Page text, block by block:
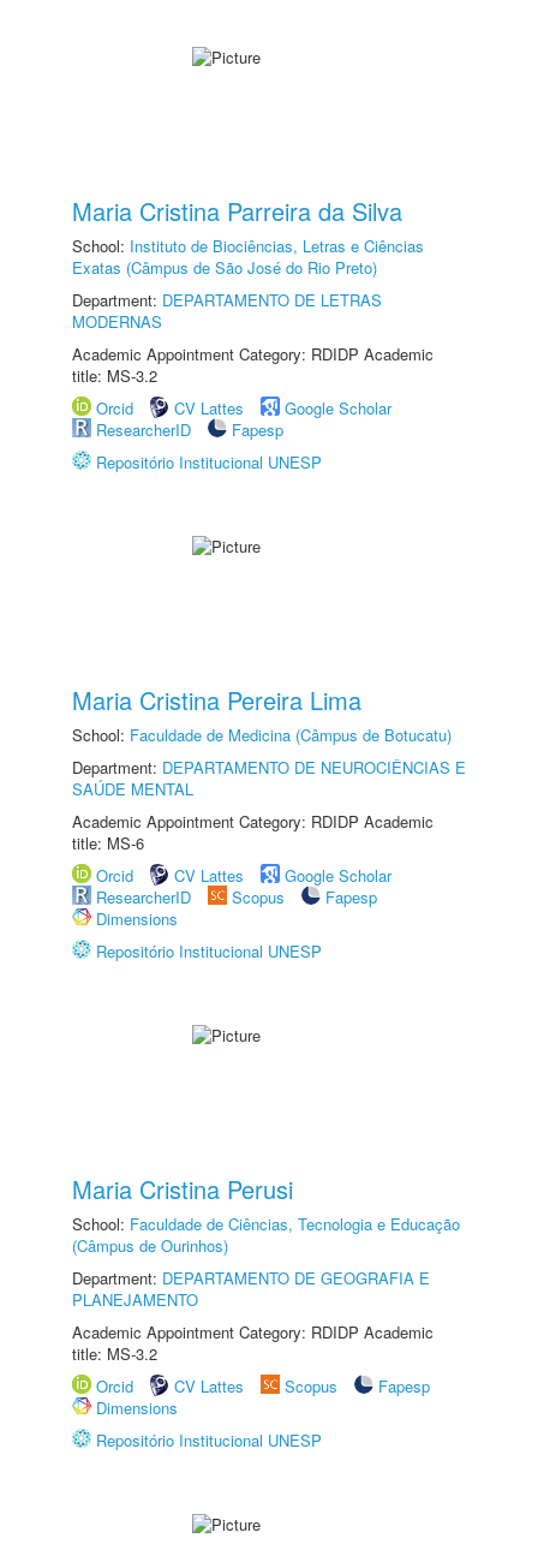
Maria Cristina Parreira da Silva
School: Instituto de Biociências, Letras e Ciências
Exatas (Câmpus de São José do Rio Preto)
Department: DEPARTAMENTO DE LETRAS
MODERNAS
Academic Appointment Category: RDIDP Academic
title: MS-3.2
Orcid
CV Lattes
Google Scholar
ResearcherID
Fapesp
Repositório Institucional UNESP
Maria Cristina Pereira Lima
School: Faculdade de Medicina (Câmpus de Botucatu)
Department: DEPARTAMENTO DE NEUROCIÊNCIAS E
SAÚDE MENTAL
Academic Appointment Category: RDIDP Academic
title: MS-6
Orcid
CV Lattes
Google Scholar
ResearcherID
Scopus
Fapesp
Dimensions
Repositório Institucional UNESP
Maria Cristina Perusi
School: Faculdade de Ciências, Tecnologia e Educação
(Câmpus de Ourinhos)
Department: DEPARTAMENTO DE GEOGRAFIA E
PLANEJAMENTO
Academic Appointment Category: RDIDP Academic
title: MS-3.2
Orcid
CV Lattes Scopus
Fapesp
Dimensions
Repositório Institucional UNESP